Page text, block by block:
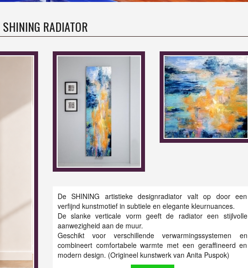
SHINING RADIATOR
De SHINING artistieke designradiator valt op door een
verfijnd kunstmotief in subtiele en elegante kleurnuances.
De slanke verticale vorm geeft de radiator een stijlvolle
aanwezigheid aan de muur.
Geschikt voor verschillende verwarmingssystemen en
combineert comfortabele warmte met een geraffineerd en
modern design. (Origineel kunstwerk van Anita Puspok)